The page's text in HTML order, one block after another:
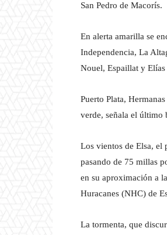
San Pedro de Macorís.
En alerta amarilla se
Independencia, La
Nouel, Espaillat y Elías
Puerto Plata,
verde, señala el último
Los vientos de Elsa, el
pasando de 75 millas
en su aproximación a
Huracanes (NHC) de
La tormenta, que